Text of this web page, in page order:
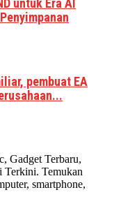
untuk Era AI
pembuat EA
Gadget Terbaru,
Terkini. Temukan
smartphone,